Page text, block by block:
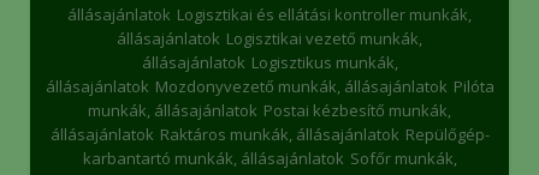
állásajánlatok Logisztikai és ellátási kontroller munkák,
állásajánlatok Logisztikai vezető munkák,
állásajánlatok Logisztikus munkák,
állásajánlatok Mozdonyvezető munkák, állásajánlatok Pilóta
munkák, állásajánlatok Postai kézbesítő munkák,
állásajánlatok Raktáros munkák, állásajánlatok Repülőgép-
karbantartó munkák, állásajánlatok Sofőr munkák,